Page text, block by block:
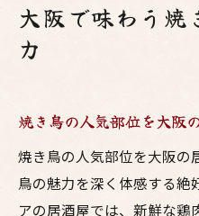
徴
こだわりの鳥料理と
び方
大阪で味わう焼
力
焼き鳥の人気部位を大阪
焼き鳥の人気部位を大阪の
鳥の魅力を深く体感する絶
アの居酒屋では、新鮮な鶏